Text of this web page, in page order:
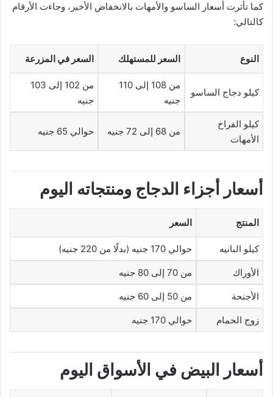
كما تأثرت أسعار الساسو والأمهات بالانخفاض الأخير، وجاءت الأرقام
كالتالي:
النوع السعر للمستهلك السعر في المزرعة
كيلو دجاج الساسو
من 108 إلى 110
جنيه
من 102 إلى 103
جنيه
كيلو الفراخ
الأمهات
من 68 إلى 72 جنيه حوالي 65 جنيه
أسعار أجزاء الدجاج ومنتجاته اليوم
المنتج السعر
كيلو البانيه حوالي 170 جنيه (بدلًا من 220 جنيه)
الأوراك من 70 إلى 80 جنيه
الأجنحة من 50 إلى 60 جنيه
زوج الحمام حوالي 170 جنيه
أسعار البيض في الأسواق اليوم